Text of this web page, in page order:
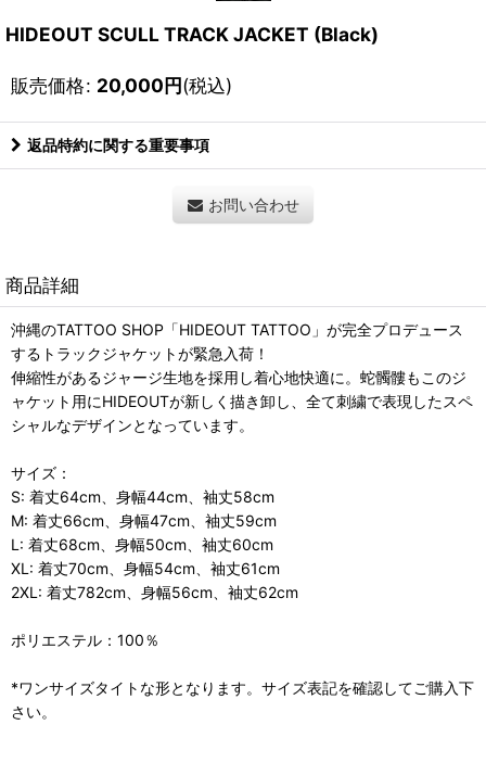
HIDEOUT SCULL TRACK JACKET (Black)
販売価格: 20,000円(税込)
返品特約に関する重要事項
お問い合わせ
商品詳細
沖縄のTATTOO SHOP「HIDEOUT TATTOO」が完全プロデュース
するトラックジャケットが緊急入荷！
伸縮性があるジャージ生地を採用し着心地快適に。蛇髑髏もこのジ
ャケット用にHIDEOUTが新しく描き卸し、全て刺繍で表現したスペ
シャルなデザインとなっています。
サイズ：
S: 着丈64cm、身幅44cm、袖丈58cm
M: 着丈66cm、身幅47cm、袖丈59cm
L: 着丈68cm、身幅50cm、袖丈60cm
XL: 着丈70cm、身幅54cm、袖丈61cm
2XL: 着丈782cm、身幅56cm、袖丈62cm
ポリエステル：100％
*ワンサイズタイトな形となります。サイズ表記を確認してご購入下
さい。